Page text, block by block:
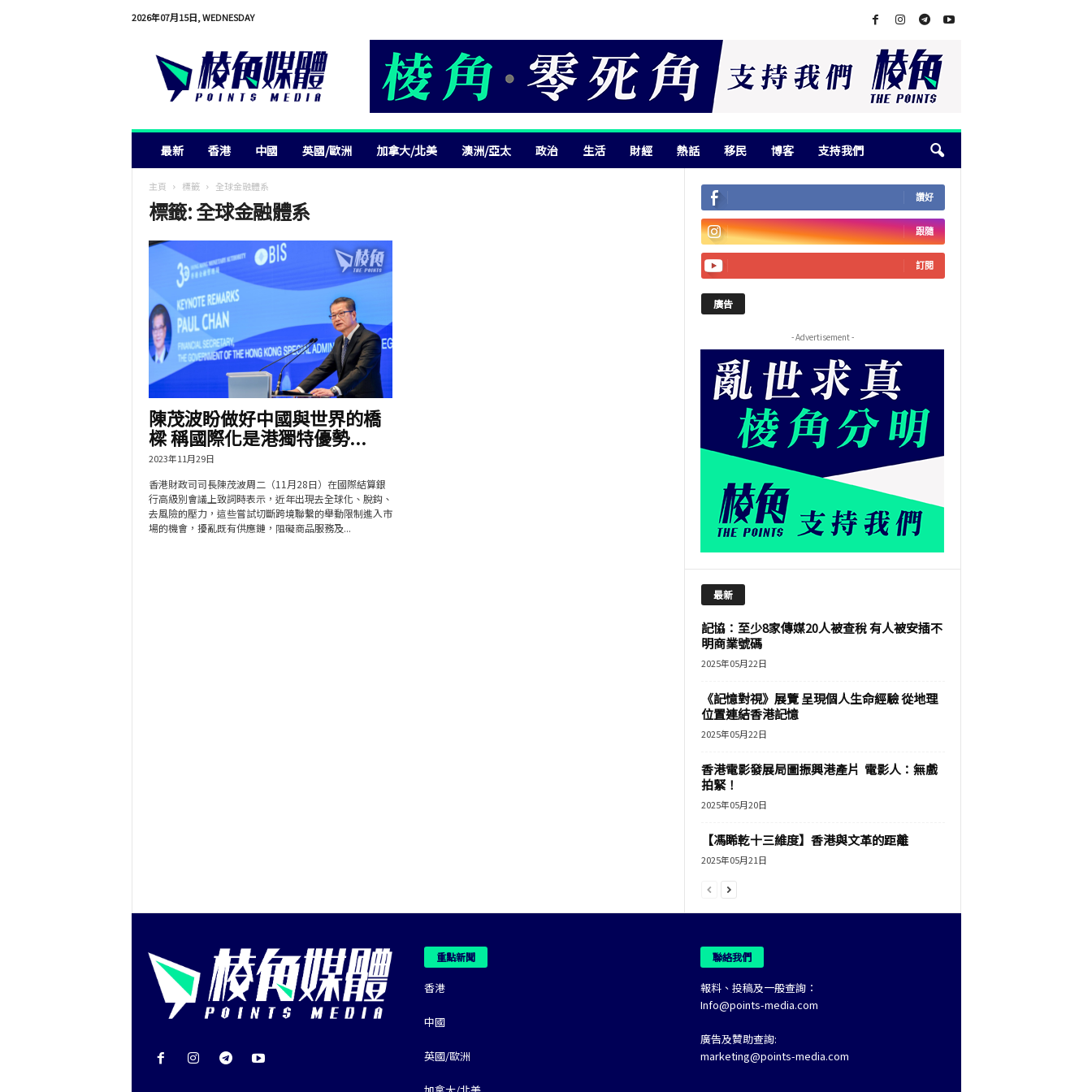
2026年07月15日, WEDNESDAY
最新 香港 中國 英國/歐洲 加拿大/北美 澳洲/亞太 政治 生活 財經 熱話 移民 博客 支持我們
主頁 標籤 全球金融體系
標籤: 全球金融體系
陳茂波盼做好中國與世界的橋
樑 稱國際化是港獨特優勢...
2023年11月29日
香港財政司司長陳茂波周二（11月28日）在國際結算銀
行高級別會議上致詞時表示，近年出現去全球化、脫鈎、
去風險的壓力，這些嘗試切斷跨境聯繫的舉動限制進入市
場的機會，擾亂既有供應鏈，阻礙商品服務及...
讚好
跟隨
訂閱
廣告
- Advertisement -
最新
記協：至少8家傳媒20人被查稅 有人被安插不
明商業號碼
2025年05月22日
《記憶對視》展覽 呈現個人生命經驗 從地理
位置連結香港記憶
2025年05月22日
香港電影發展局圖振興港產片 電影人：無戲
拍緊！
2025年05月20日
【馮睎乾十三維度】香港與文革的距離
2025年05月21日
重點新聞
香港
中國
英國/歐洲
聯絡我們
報料、投稿及一般查詢：
Info@points-media.com
廣告及贊助查詢:
marketing@points-media.com